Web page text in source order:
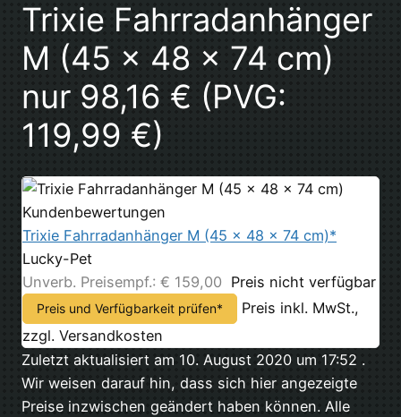
Trixie Fahrradanhänger
M (45 x 48 x 74 cm)
nur 98,16 € (PVG:
119,99 €)
Kundenbewertungen
Trixie Fahrradanhänger M (45 x 48 x 74 cm)*
Lucky-Pet
Unverb. Preisempf.: € 159,00 Preis nicht verfügbar
Preis und Verfügbarkeit prüfen*
Preis inkl. MwSt.,
zzgl. Versandkosten
Zuletzt aktualisiert am 10. August 2020 um 17:52 .
Wir weisen darauf hin, dass sich hier angezeigte
Preise inzwischen geändert haben können. Alle